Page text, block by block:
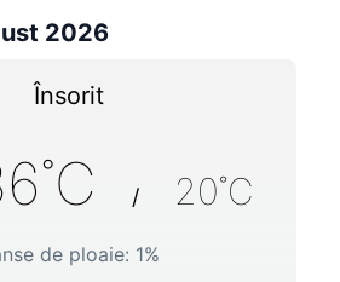
2026
Însorit
˚C / 20˚C
de ploaie: 1%